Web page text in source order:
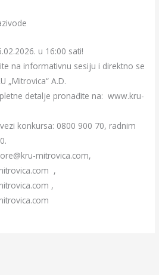
u 16:00 sati!
na informativnu sesiju i direktno se
„Mitrovica“ A.D.
detalje pronađite na: www.kru-
konkursa: 0800 900 70, radnim
mitrovica.com,
,
,